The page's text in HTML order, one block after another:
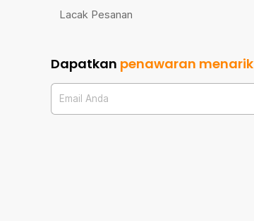
Lacak Pesanan
Dapatkan penawaran menarik
Email Anda